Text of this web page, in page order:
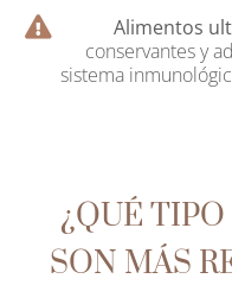
Alimentos
conservantes y
sistema
¿QUÉ
SON MÁS